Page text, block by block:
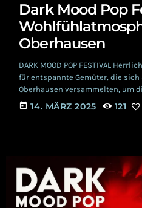
Dark Mood Pop
Oberhausen
DARK MOOD POP FESTIVAL
für entspannte Gemüter, die
Oberhausen versammelten, um
letzte Auflage des DARK MOOD
nach 20 Uhr begrüßte SEA OF
today 14. MÄRZ 2025 121